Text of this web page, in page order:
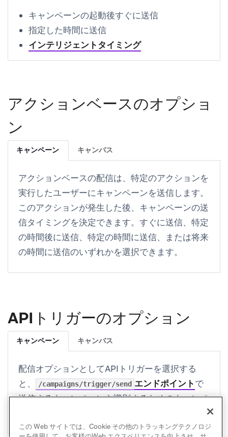
キャンペーンの起動後すぐに送信
指定した時間に送信
インテリジェントタイミング
アクションベースのオプショ
ン
キャンペーン キャンバス
アクションベースの配信は、特定のアクションを
実行したユーザーにキャンペーンを送信します。
このアクションが発生した後、キャンペーンの送
信タイミングを決定できます。すぐに送信、特定
の時間後に送信、特定の時間に送信、または将来
の時間に送信のいずれかを選択できます。
APIトリガーのオプション
キャンペーン キャンバス
配信オプションとしてAPIトリガーを選択する
と、
/campaigns/trigger/send エンドポイントで
送信するキャンペーンを識別するためのキャンペ
この Web サイトでは、Cookie その他のトラッキングテクノロジ